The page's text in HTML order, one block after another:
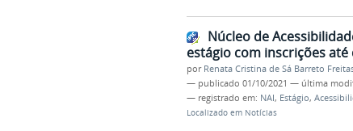
Núcleo de
estágio com inscrições até
por Renata Cristina de Sá Barreto
— publicado 01/10/2021 — última
— registrado em: NAI, Estágio,
Localizado em Notícias